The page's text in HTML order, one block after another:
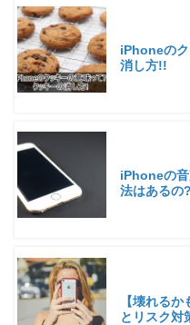
iPhoneの
消し方!!
iPhoneの
法はあるの?
【壊れる
とリスク対